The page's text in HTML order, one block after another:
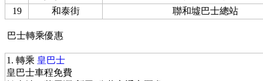
19
和泰街 聯和墟巴士總站
巴士轉乘優惠
1. 轉乘 皇巴士
皇巴士車程免費